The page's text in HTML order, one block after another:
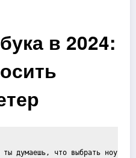
в 2024:
думаешь, что выбрать